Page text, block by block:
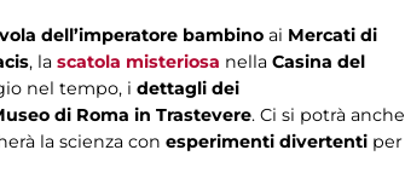
dell’imperatore bambino ai Mercati di
, la scatola misteriosa nella Casina del
nel tempo, i dettagli dei
di Roma in Trastevere. Ci si potrà anche
la scienza con esperimenti divertenti per